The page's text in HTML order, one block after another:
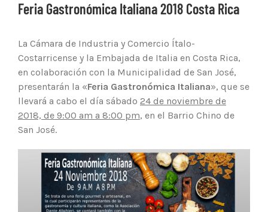
Feria Gastronómica Italiana 2018 Costa Rica
La Cámara de Industria y Comercio Ítalo-
Costarricense y la Embajada de Italia en Costa Rica,
en colaboración con la Municipalidad de San José,
presentarán la «Feria Gastronómica Italiana», que se
llevará a cabo el día sábado 24 de noviembre de
2018, de 9:00 am a 8:00 pm, en el Barrio Chino de
San José.